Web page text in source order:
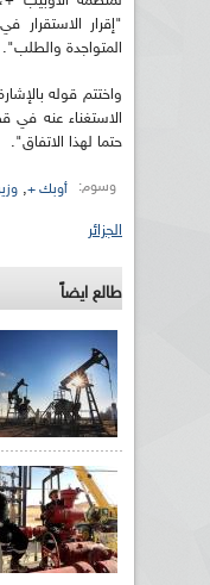
"إقرار الاستقرار
المتواجدة والطلب".
واختتم قوله
الاستغناء عنه في
حتما لهذا الاتفاق".
وسوم: أوبك +,
الجزائر
طالع ايضاً